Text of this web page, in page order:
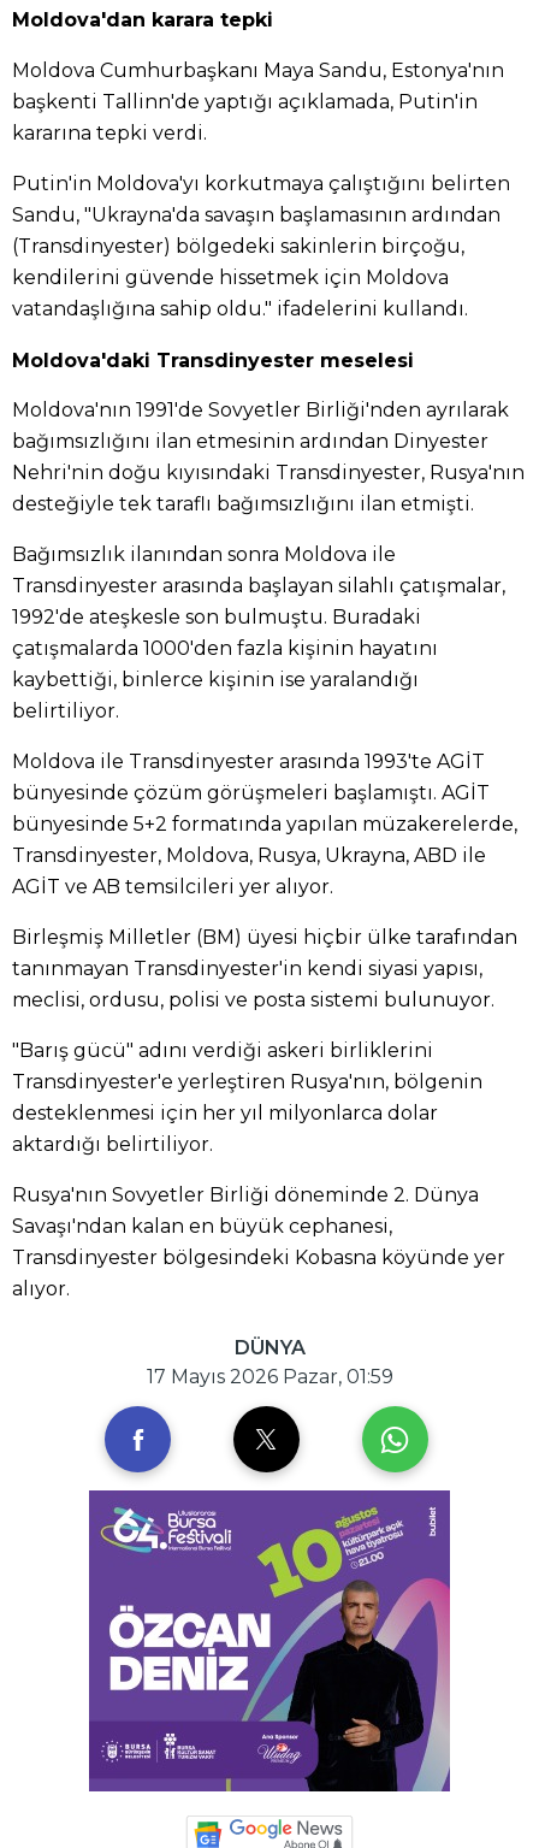
Moldova'dan karara tepki
Moldova Cumhurbaşkanı Maya Sandu, Estonya'nın
başkenti Tallinn'de yaptığı açıklamada, Putin'in
kararına tepki verdi.
Putin'in Moldova'yı korkutmaya çalıştığını belirten
Sandu, "Ukrayna'da savaşın başlamasının ardından
(Transdinyester) bölgedeki sakinlerin birçoğu,
kendilerini güvende hissetmek için Moldova
vatandaşlığına sahip oldu." ifadelerini kullandı.
Moldova'daki Transdinyester meselesi
Moldova'nın 1991'de Sovyetler Birliği'nden ayrılarak
bağımsızlığını ilan etmesinin ardından Dinyester
Nehri'nin doğu kıyısındaki Transdinyester, Rusya'nın
desteğiyle tek taraflı bağımsızlığını ilan etmişti.
Bağımsızlık ilanından sonra Moldova ile
Transdinyester arasında başlayan silahlı çatışmalar,
1992'de ateşkesle son bulmuştu. Buradaki
çatışmalarda 1000'den fazla kişinin hayatını
kaybettiği, binlerce kişinin ise yaralandığı
belirtiliyor.
Moldova ile Transdinyester arasında 1993'te AGİT
bünyesinde çözüm görüşmeleri başlamıştı. AGİT
bünyesinde 5+2 formatında yapılan müzakerelerde,
Transdinyester, Moldova, Rusya, Ukrayna, ABD ile
AGİT ve AB temsilcileri yer alıyor.
Birleşmiş Milletler (BM) üyesi hiçbir ülke tarafından
tanınmayan Transdinyester'in kendi siyasi yapısı,
meclisi, ordusu, polisi ve posta sistemi bulunuyor.
"Barış gücü" adını verdiği askeri birliklerini
Transdinyester'e yerleştiren Rusya'nın, bölgenin
desteklenmesi için her yıl milyonlarca dolar
aktardığı belirtiliyor.
Rusya'nın Sovyetler Birliği döneminde 2. Dünya
Savaşı'ndan kalan en büyük cephanesi,
Transdinyester bölgesindeki Kobasna köyünde yer
alıyor.
DÜNYA
17 Mayıs 2026 Pazar, 01:59